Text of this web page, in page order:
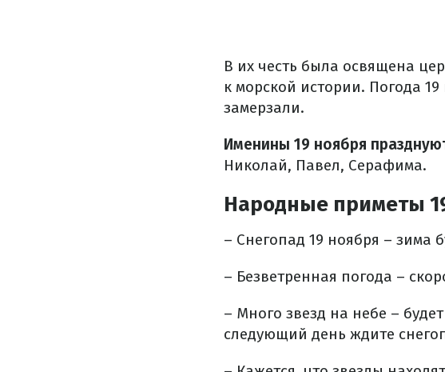
В их честь была освящена
к морской истории. Погода
замерзали.
Именины 19 ноября
Николай, Павел, Серафима.
Народные приметы
– Снегопад 19 ноября – зима
– Безветренная погода –
– Много звезд на небе –
следующий день ждите